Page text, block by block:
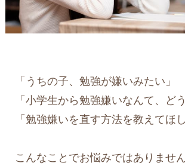
「うちの子、勉強が嫌いみたい」
「小学生から勉強嫌いなんて、ど
「勉強嫌いを直す方法を教えてほ
こんなことでお悩みではありませ